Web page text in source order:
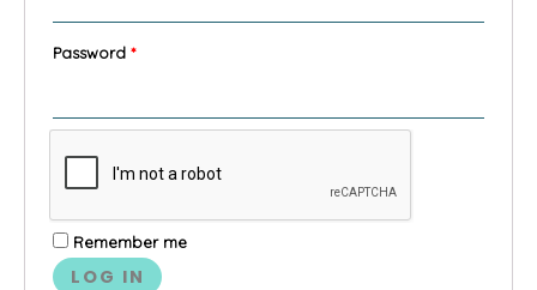
Password *
Remember me
LOG IN